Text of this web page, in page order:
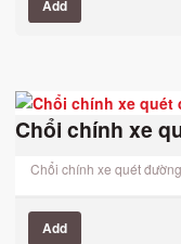
Add
Chổi chính xe
Chổi chính xe quét đường
Add